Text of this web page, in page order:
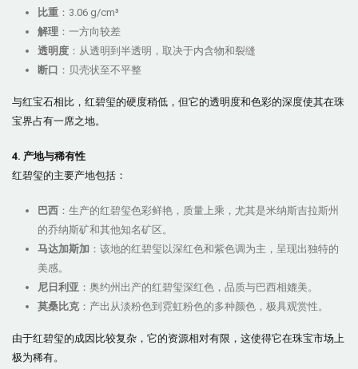
比重 ：3.06 g/cm³
解理 ：一方向较差
透明度 ：从透明到半透明，取决于内含物和裂缝
断口 ：贝壳状至不平整
与红宝石相比，红碧玺的硬度稍低，但它的透明度和色彩的深度使其在珠
宝界占有一席之地。
4. 产地与稀有性
红碧玺的主要产地包括：
巴西 ：生产的红碧玺色彩鲜艳，质量上乘，尤其是米纳斯吉拉斯州
的乔纳斯矿和其他知名矿区。
马达加斯加 ：该地的红碧玺以深红色和紫色调为主，呈现出独特的
美感。
尼日利亚 ：奥约州出产的红碧玺深红色，品质与巴西相媲美。
莫桑比克：产出从淡粉色到霓虹粉色的多种颜色，极具观赏性。
由于红碧玺的成因比较复杂，它的资源相对有限，这使得它在珠宝市场上
极为稀有。